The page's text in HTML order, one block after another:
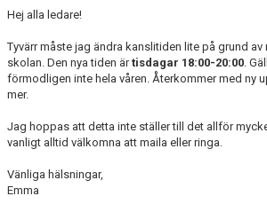
BLANKETTER OCH MANUALER
Hej alla ledare!
Tyvärr måste jag ändra kanslitiden lite på grund av
skolan. Den nya tiden ärtisdagar 18:00-20:00.
förmodligen inte hela våren. Återkommer med ny
mer.
Jag hoppas att detta inte ställer till det allför
vanligt alltid välkomna att maila eller ringa.
Vänliga hälsningar,
Emma